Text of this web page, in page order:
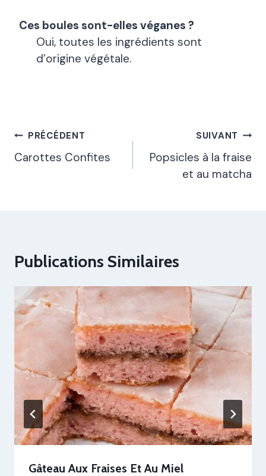
Ces boules sont-elles véganes ?
Oui, toutes les ingrédients sont
d’origine végétale.
Navigation
De
PRÉCÉDENT
Carottes Confites
SUIVANT
Popsicles à la fraise
et au matcha
Publications Similaires
Gâteau Aux Fraises Et Au Miel